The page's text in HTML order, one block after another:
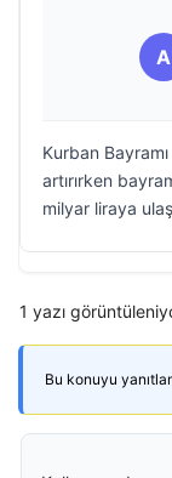
A
Kurban
artırırken
milyar liraya
1 yazı
Bu konuyu